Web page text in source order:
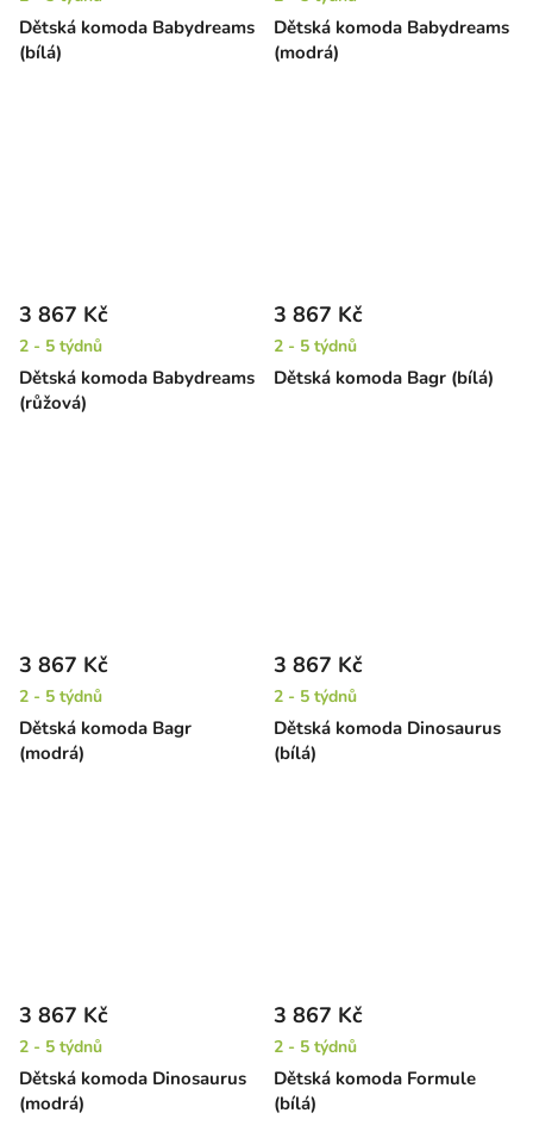
Dětská komoda Babydreams
(bílá)
Dětská komoda Babydreams
(modrá)
Dětská komoda Babydreams
(růžová)
3 867 Kč
2 - 5 týdnů
Dětská komoda Bagr (bílá)
3 867 Kč
2 - 5 týdnů
Dětská komoda Bagr
(modrá)
3 867 Kč
2 - 5 týdnů
Dětská komoda Dinosaurus
(bílá)
3 867 Kč
2 - 5 týdnů
Dětská komoda Dinosaurus
(modrá)
3 867 Kč
2 - 5 týdnů
Dětská komoda Formule
(bílá)
3 867 Kč
2 - 5 týdnů